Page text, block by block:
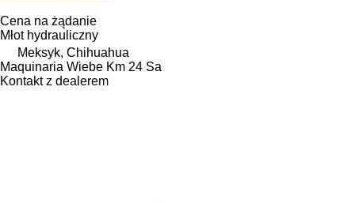
Cena na żądanie
Młot hydrauliczny
Meksyk, Chihuahua
Maquinaria Wiebe Km 24 Sa
Kontakt z dealerem